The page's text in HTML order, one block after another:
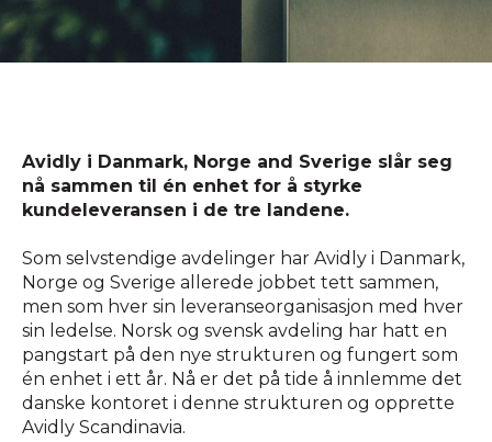
Avidly i Danmark, Norge and Sverige slår seg
nå sammen til én enhet for å styrke
kundeleveransen i de tre landene.
Som selvstendige avdelinger har Avidly i Danmark,
Norge og Sverige allerede jobbet tett sammen,
men som hver sin leveranseorganisasjon med hver
sin ledelse. Norsk og svensk avdeling har hatt en
pangstart på den nye strukturen og fungert som
én enhet i ett år. Nå er det på tide å innlemme det
danske kontoret i denne strukturen og opprette
Avidly Scandinavia.